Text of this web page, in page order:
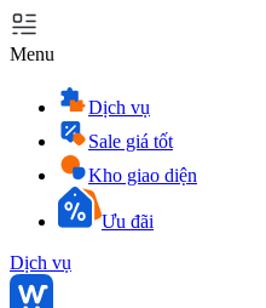
Menu
Dịch vụ
Sale giá tốt
Kho giao diện
Ưu đãi
Dịch vụ